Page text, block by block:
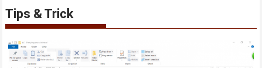
Tips & Trick